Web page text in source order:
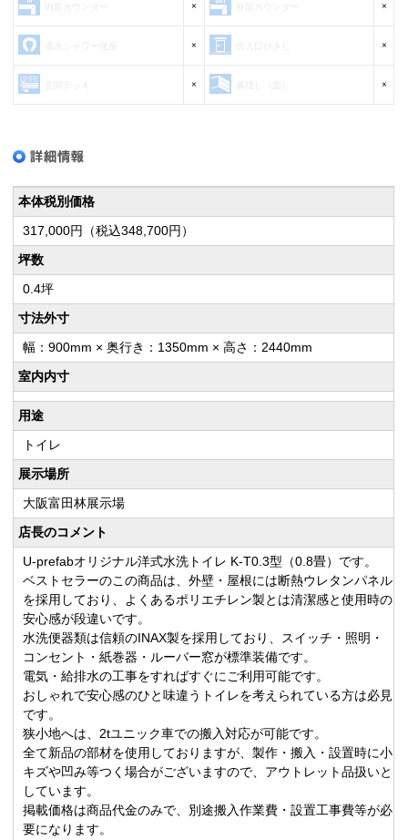
× ×
× ×
× ×
本体税別価格
317,000円（税込348,700円）
坪数
0.4坪
寸法外寸
幅：900mm × 奥行き：1350mm × 高さ：2440mm
室内内寸
用途
トイレ
展示場所
大阪富田林展示場
店長のコメント
U-prefabオリジナル洋式水洗トイレ K-T0.3型（0.8畳）です。
ベストセラーのこの商品は、外壁・屋根には断熱ウレタンパネル
を採用しており、よくあるポリエチレン製とは清潔感と使用時の
安心感が段違いです。
水洗便器類は信頼のINAX製を採用しており、スイッチ・照明・
コンセント・紙巻器・ルーバー窓が標準装備です。
電気・給排水の工事をすればすぐにご利用可能です。
おしゃれで安心感のひと味違うトイレを考えられている方は必見
です。
狭小地へは、2tユニック車での搬入対応が可能です。
全て新品の部材を使用しておりますが、製作・搬入・設置時に小
キズや凹み等つく場合がございますので、アウトレット品扱いと
しています。
掲載価格は商品代金のみで、別途搬入作業費・設置工事費等が必
要になります。